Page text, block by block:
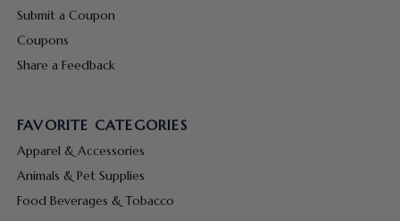
Submit a Coupon
Coupons
Share a Feedback
FAVORITE CATEGORIES
Apparel & Accessories
Animals & Pet Supplies
Food Beverages & Tobacco